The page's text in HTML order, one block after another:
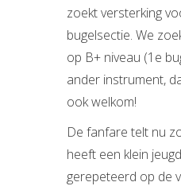
zoekt versterking
bugelsectie. We
op B+ niveau (1e
ander instrument,
ook welkom!
De fanfare telt nu
heeft een klein
gerepeteerd op de